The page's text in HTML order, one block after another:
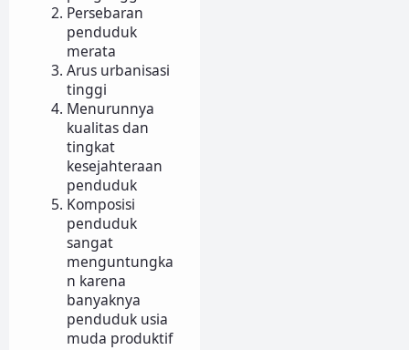
Persebaran
penduduk
merata
Arus urbanisasi
tinggi
Menurunnya
kualitas dan
tingkat
kesejahteraan
penduduk
Komposisi
penduduk
sangat
menguntungka
n karena
banyaknya
penduduk usia
muda produktif